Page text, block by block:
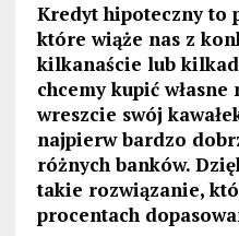
Kredyt hipoteczny to
które wiąże nas z
kilkanaście lub
chcemy kupić
wreszcie swój
najpierw bardzo
różnych banków.
takie rozwiązanie,
procentach